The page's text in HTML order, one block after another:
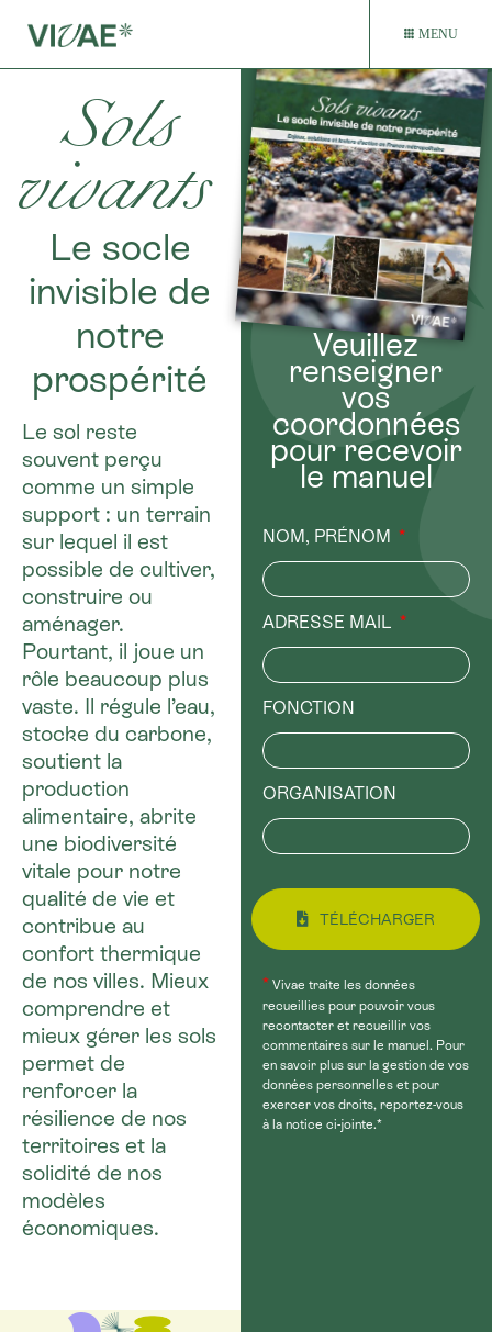
MENU
Sols
vivants
Le socle
invisible de
notre
prospérité
Le sol reste
souvent perçu
comme un simple
support : un terrain
sur lequel il est
possible de cultiver,
construire ou
aménager.
Pourtant, il joue un
rôle beaucoup plus
vaste. Il régule l’eau,
stocke du carbone,
soutient la
production
alimentaire, abrite
une biodiversité
vitale pour notre
qualité de vie et
contribue au
confort thermique
de nos villes. Mieux
comprendre et
mieux gérer les sols
permet de
renforcer la
résilience de nos
territoires et la
solidité de nos
modèles
économiques.
Veuillez
renseigner
vos
coordonnées
pour recevoir
le manuel
NOM, PRÉNOM
ADRESSE MAIL
FONCTION
ORGANISATION
TÉLÉCHARGER
*Vivae traite les données
recueillies pour pouvoir vous
recontacter et recueillir vos
commentaires sur le manuel. Pour
en savoir plus sur la gestion de vos
données personnelles et pour
exercer vos droits, reportez-vous
à la notice ci-jointe.*